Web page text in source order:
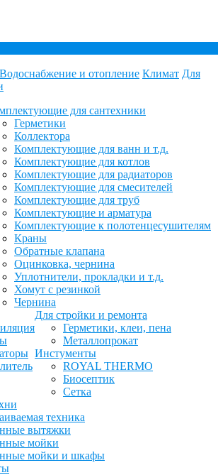
Водоснабжение и отопление Климат Для
для сантехники
Герметики
Коллектора
Комплектующие для ванн и т.д.
Комплектующие для котлов
Комплектующие для радиаторов
Комплектующие для смесителей
Комплектующие для труб
Комплектующие и арматура
Комплектующие к полотенцесушителям
Краны
Обратные клапана
Оцинковка, чернина
Уплотнители, прокладки и т.д.
Хомут с резинкой
Чернина
Для стройки и ремонта
Герметики, клеи, пена
Металлопрокат
Инстументы
ROYAL THERMO
Биосептик
Сетка
техника
вытяжки
мойки
мойки и шкафы